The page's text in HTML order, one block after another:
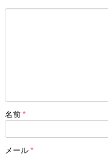
名前 *
メール *